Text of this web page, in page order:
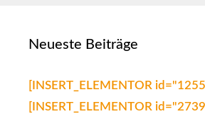
Neueste Beiträge
[INSERT_ELEMENTOR
[INSERT_ELEMENTOR